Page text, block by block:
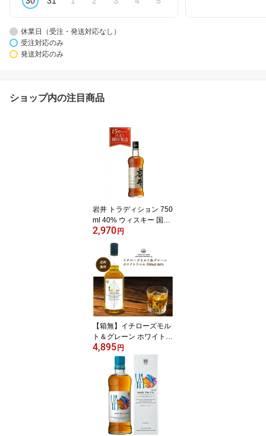
休業日（受注・発送対応なし）
受注対応のみ
発送対応のみ
ショップ内の注目商品
岩井 トラディション 750
ml 40% ウィスキー 国産
ウイスキー ブレンデッド
ウイスキー ハイボール
ウイスキー岩井 飲みやす
い デイリー向け ブレン
デッド マルス ウイスキ
ー 宅飲み 津貫蒸留所 鹿
児島県 本坊酒造 駒ヶ岳
嘉之助 販売店限定
2,970 円
【箱無】イチローズモル
ト＆グレーン ホワイトラ
ベル 700ml / 46％ イチロ
ーズモルト 秩父 美味し
い イチロズモルト ウイ
スキー ウィスキー イチ
ローズモルトホワイトラ
ベル クリスマス お歳暮
4,895 円